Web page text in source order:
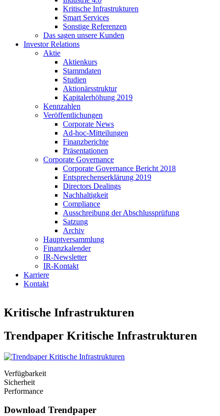
Kritische Infrastrukturen
Smart Services
Sonstige Referenzen
Das sagen unsere Kunden
Investor Relations
Aktie
Aktienkurs
Stammdaten
Studien
Aktionärsstruktur
Kapitalerhöhung 2019
Kennzahlen
Veröffentlichungen
Corporate News
Ad-hoc-Mitteilungen
Finanzberichte
Präsentationen
Corporate Governance
Corporate Governance Bericht 2018
Entsprechenserklärung 2019
Directors Dealings
Nachhaltigkeit
Compliance
Ausschreibung der Abschlussprüfung
Satzung
Archiv
Hauptversammlung
Finanzkalender
IR-Newsletter
IR-Kontakt
Karriere
Kontakt
Kritische Infrastrukturen
Trendpaper Kritische Infrastrukturen
Verfügbarkeit
Sicherheit
Performance
Download Trendpaper